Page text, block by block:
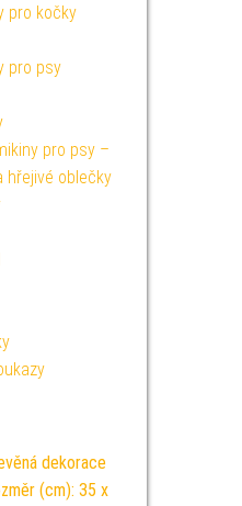
pro kočky
pro psy
pro psy –
hřejivé oblečky
dekorace
(cm): 35 x